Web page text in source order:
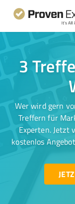
3
Wer wird gern
Treffern für
Experten. Jetzt
kostenlos